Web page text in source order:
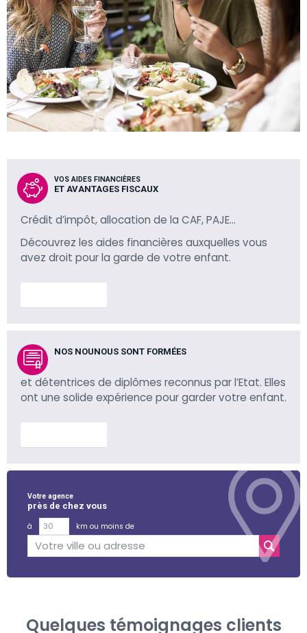
VOS AIDES FINANCIÈRES
ET AVANTAGES FISCAUX
Crédit d’impôt, allocation de la CAF, PAJE…
Découvrez les aides financières auxquelles vous
avez droit pour la garde de votre enfant.
NOS NOUNOUS SONT FORMÉES
et détentrices de diplômes reconnus par l’Etat. Elles
ont une solide expérience pour garder votre enfant.
Votre agence
près de chez vous
à
km ou moins de
Quelques témoignages clients